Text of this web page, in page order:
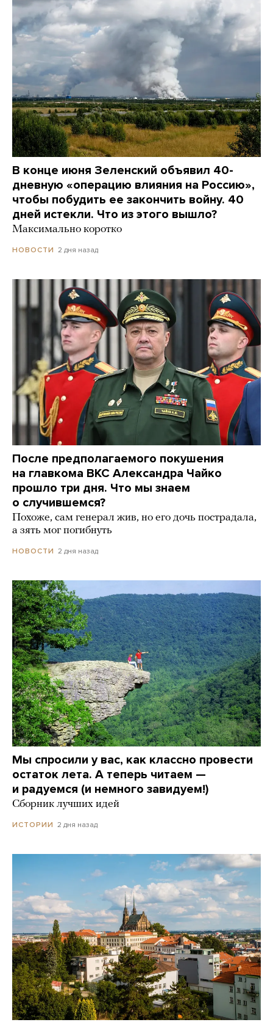
В конце июня Зеленский объявил 40-
дневную «операцию влияния на Россию»,
чтобы побудить ее закончить войну. 40
дней истекли. Что из этого вышло?
Максимально коротко
НОВОСТИ 2 дня назад
После предполагаемого покушения
на главкома ВКС Александра Чайко
прошло три дня. Что мы знаем
о случившемся?
Похоже, сам генерал жив, но его дочь пострадала,
а зять мог погибнуть
НОВОСТИ 2 дня назад
Мы спросили у вас, как классно провести
остаток лета. А теперь читаем —
и радуемся (и немного завидуем!)
Сборник лучших идей
ИСТОРИИ 2 дня назад